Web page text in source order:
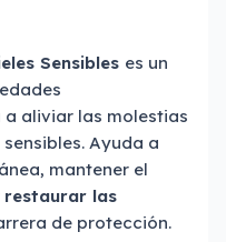
Sensibles es un
aliviar las molestias
Ayuda a
mantener el
restaurar las
de protección.